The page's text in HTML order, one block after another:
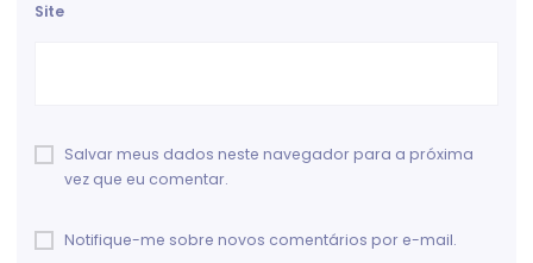
Site
Salvar meus dados neste navegador para a próxima
vez que eu comentar.
Notifique-me sobre novos comentários por e-mail.